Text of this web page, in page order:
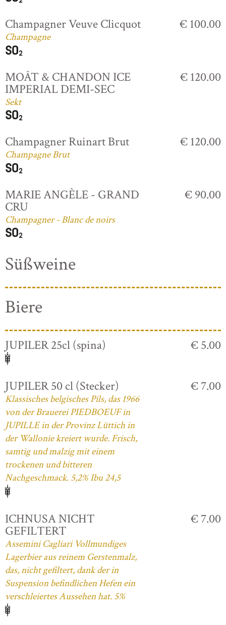
Champagner Veuve Clicquot
Champagne
€ 100.00
MOÂT & CHANDON ICE
IMPERIAL DEMI-SEC
Sekt
€ 120.00
Champagner Ruinart Brut
Champagne Brut
€ 120.00
MARIE ANGÈLE - GRAND
CRU
Champagner - Blanc de noirs
€ 90.00
Süßweine
Biere
JUPILER 25cl (spina) € 5.00
JUPILER 50 cl (Stecker)
Klassisches belgisches Pils, das 1966
von der Brauerei PIEDBOEUF in
JUPILLE in der Provinz Lüttich in
der Wallonie kreiert wurde. Frisch,
samtig und malzig mit einem
trockenen und bitteren
Nachgeschmack. 5,2% Ibu 24,5
€ 7.00
ICHNUSA NICHT
GEFILTERT
Assemini Cagliari Vollmundiges
Lagerbier aus reinem Gerstenmalz,
das, nicht gefiltert, dank der in
Suspension befindlichen Hefen ein
verschleiertes Aussehen hat. 5%
€ 7.00